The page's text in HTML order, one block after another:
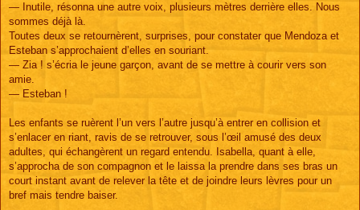
— Inutile, résonna une autre voix, plusieurs mètres derrière elles. Nous
sommes déjà là.
Toutes deux se retournèrent, surprises, pour constater que Mendoza et
Esteban s’approchaient d’elles en souriant.
— Zia ! s’écria le jeune garçon, avant de se mettre à courir vers son
amie.
— Esteban !
Les enfants se ruèrent l’un vers l’autre jusqu’à entrer en collision et
s’enlacer en riant, ravis de se retrouver, sous l’œil amusé des deux
adultes, qui échangèrent un regard entendu. Isabella, quant à elle,
s’approcha de son compagnon et le laissa la prendre dans ses bras un
court instant avant de relever la tête et de joindre leurs lèvres pour un
bref mais tendre baiser.